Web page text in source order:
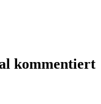
kommentiert